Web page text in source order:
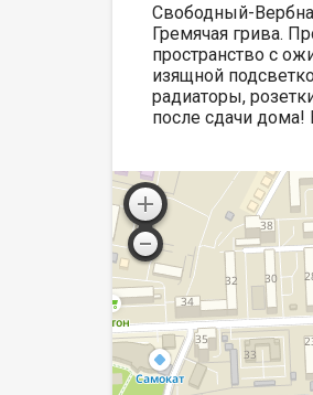
Свободный-
Гремячая грива.
пространство с
изящной
радиаторы,
после сдачи дома!